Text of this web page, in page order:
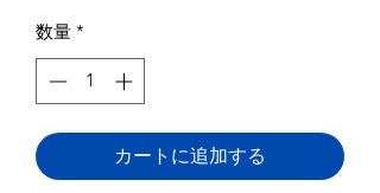
数量 *
カートに追加する